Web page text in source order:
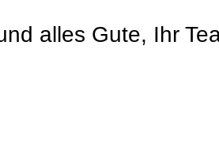
alles Gute, Ihr